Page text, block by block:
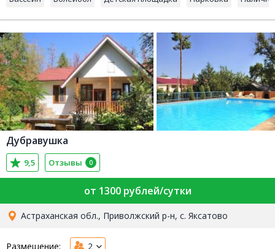
Дубравушка
9,5 Отзывы 0
от 1300 рублей/сутки
Астраханская обл., Приволжский р-н, с. Яксатово
Размещение: 2